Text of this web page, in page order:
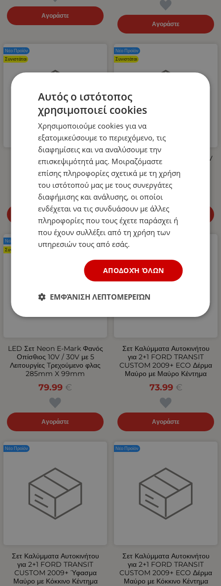
Αγοράστε
Αγοράστε
Λάστιχο Υψηλής Πίεσης για
Πλυστικό 400bar 10m
14.99 €
Αγοράστε
Νέο Προϊόν
Συνιστάται
LED Όγκου Τριπλό 12V / 24V
Πορτοκαλί 110mm x 30mm
4.99 €
Αγοράστε
Νέο Προϊόν
Συνιστάται
LED Σετ Neon Е-Мark Φανός
Οπίσθιος 10V / 30V με 5
Λειτουργίες Tρεχούμενο φλας
285mm X 99mm
79.99 €
Αγοράστε
Νέο Προϊόν
Συνιστάται
Σετ Καλύμματα Αυτοκινήτου
για 2+1 FORD TRANSIT
CUSTOM 2009+ ECO Δέρμα
Μαύρο με Μαύρο Κέντημα
73.99 €
Αγοράστε
Νέο Προϊόν
Σετ Καλύμματα Αυτοκινήτου
για 2+1 FORD TRANSIT
CUSTOM 2009+ Ύφασμα
Μαύρο με Κόκκινο Κέντημα
Νέο Προϊόν
Σετ Καλύμματα Αυτοκινήτου
για 2+1 FORD TRANSIT
CUSTOM 2009+ ECO Δέρμα
Μαύρο με Κόκκινο Κέντημα
Νέο Προϊόν
Αυτός ο ιστότοπος
χρησιμοποιεί cookies
Χρησιμοποιούμε cookies για να
εξατομικεύσουμε το περιεχόμενο, τις
διαφημίσεις και να αναλύσουμε την
επισκεψιμότητά μας. Μοιραζόμαστε
επίσης πληροφορίες σχετικά με τη χρήση
του ιστότοπού μας με τους συνεργάτες
διαφήμισης και ανάλυσης, οι οποίοι
ενδέχεται να τις συνδυάσουν με άλλες
πληροφορίες που τους έχετε παράσχει ή
που έχουν συλλέξει από τη χρήση των
υπηρεσιών τους από εσάς.
ΑΠΟΔΟΧΉ ΌΛΩΝ
ΕΜΦΆΝΙΣΗ ΛΕΠΤΟΜΕΡΕΙΏΝ